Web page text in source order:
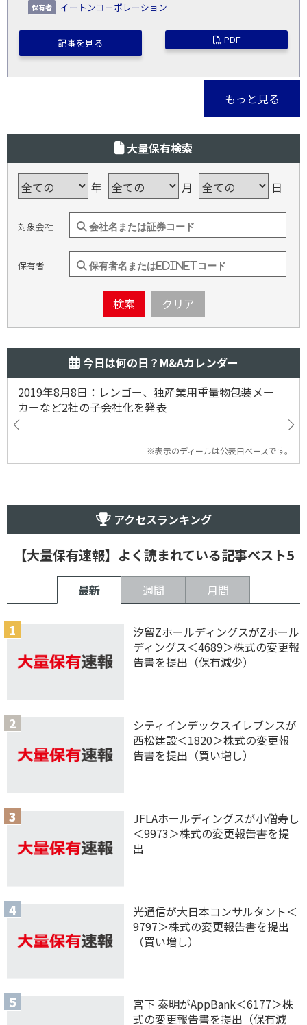
イートンコーポレーション
記事を見る PDF
もっと見る
大量保有検索
年 月 日
対象会社
保有者
検索 クリア
今日は何の日？M&Aカレンダー
2019年8月8日：レンゴー、独産業用重量物包装メー
カーなど2社の子会社化を発表
※表示のディールは公表日ベースです。
アクセスランキング
【大量保有速報】よく読まれている記事ベスト5
最新 週間 月間
汐留ZホールディングスがZホール
ディングス＜4689＞株式の変更報
告書を提出（保有減少）
シティインデックスイレブンスが
西松建設＜1820＞株式の変更報
告書を提出（買い増し）
JFLAホールディングスが小僧寿し
＜9973＞株式の変更報告書を提
出
光通信が大日本コンサルタント＜
9797＞株式の変更報告書を提出
（買い増し）
宮下 泰明がAppBank＜6177＞株
式の変更報告書を提出（保有減